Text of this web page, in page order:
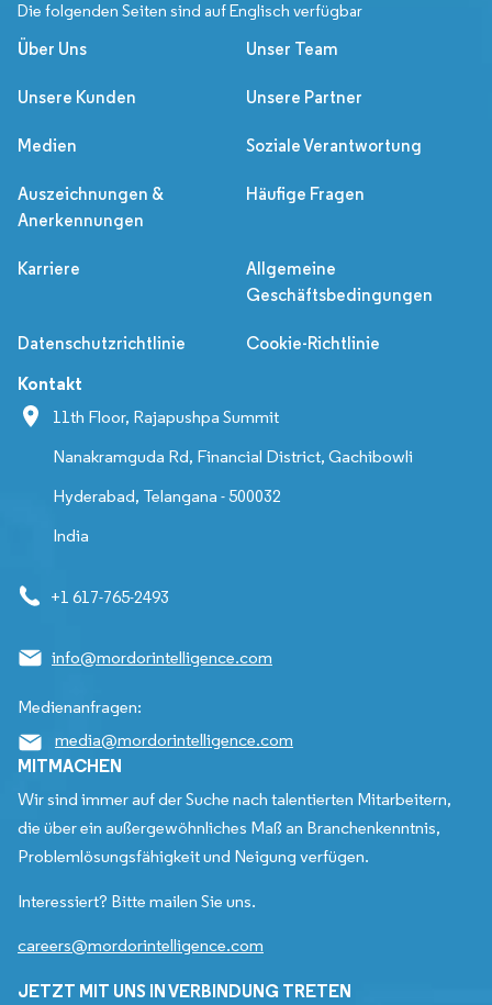
Die folgenden Seiten sind auf Englisch verfügbar
Über Uns Unser Team
Unsere Kunden Unsere Partner
Medien Soziale Verantwortung
Auszeichnungen &
Anerkennungen
Häufige Fragen
Karriere
Allgemeine
Geschäftsbedingungen
Datenschutzrichtlinie Cookie-Richtlinie
Kontakt
11th Floor, Rajapushpa Summit
Nanakramguda Rd, Financial District, Gachibowli
Hyderabad, Telangana - 500032
India
+1 617-765-2493
info@mordorintelligence.com
Medienanfragen:
media@mordorintelligence.com
MITMACHEN
Wir sind immer auf der Suche nach talentierten Mitarbeitern,
die über ein außergewöhnliches Maß an Branchenkenntnis,
Problemlösungsfähigkeit und Neigung verfügen.
Interessiert? Bitte mailen Sie uns.
careers@mordorintelligence.com
JETZT MIT UNS IN VERBINDUNG TRETEN